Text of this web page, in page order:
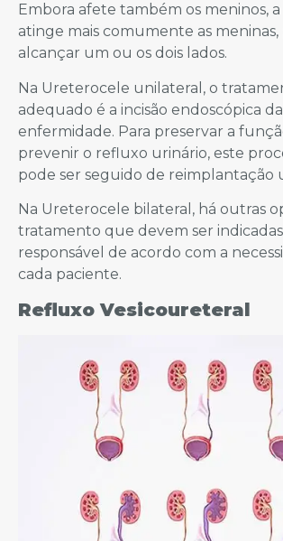
Embora afete também os meninos,
atinge mais comumente as
alcançar um ou os dois lados.
Na Ureterocele unilateral, o
adequado é a incisão endoscópica da
enfermidade. Para preservar a
prevenir o refluxo urinário, este
pode ser seguido de reimplantação
Na Ureterocele bilateral, há outras
tratamento que devem ser
responsável de acordo com a
cada paciente.
Refluxo Vesicoureteral